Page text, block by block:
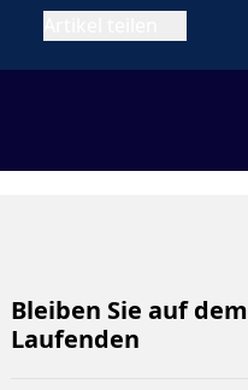
Bleiben Sie auf dem
Laufenden